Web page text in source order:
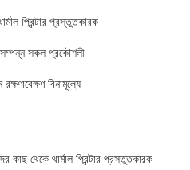
প্রিন্টার প্রস্তুতকারক
সম্পন্ন সকল প্রকৌশলী
বিনামূল্যে